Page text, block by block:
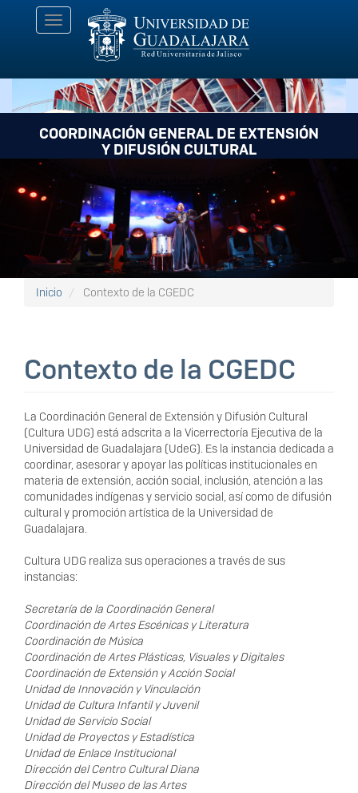
Toggle
navigation
COORDINACIÓN GENERAL DE EXTENSIÓN
Y DIFUSIÓN CULTURAL
Inicio Contexto de la CGEDC
Contexto de la CGEDC
La Coordinación General de Extensión y Difusión Cultural
(Cultura UDG) está adscrita a la Vicerrectoría Ejecutiva de la
Universidad de Guadalajara (UdeG). Es la instancia dedicada a
coordinar, asesorar y apoyar las políticas institucionales en
materia de extensión, acción social, inclusión, atención a las
comunidades indígenas y servicio social, así como de difusión
cultural y promoción artística de la Universidad de
Guadalajara.
Cultura UDG realiza sus operaciones a través de sus
instancias:
Secretaría de la Coordinación General
Coordinación de Artes Escénicas y Literatura
Coordinación de Música
Coordinación de Artes Plásticas, Visuales y Digitales
Coordinación de Extensión y Acción Social
Unidad de Innovación y Vinculación
Unidad de Cultura Infantil y Juvenil
Unidad de Servicio Social
Unidad de Proyectos y Estadística
Unidad de Enlace Institucional
Dirección del Centro Cultural Diana
Dirección del Museo de las Artes